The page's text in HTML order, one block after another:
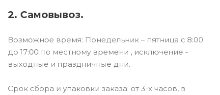
2. Самовывоз.
Возможное время: Понедельник – пятница с 8:00
до 17:00 по местному времени , исключение -
выходные и праздничные дни.
Срок сбора и упаковки заказа: от 3-х часов, в